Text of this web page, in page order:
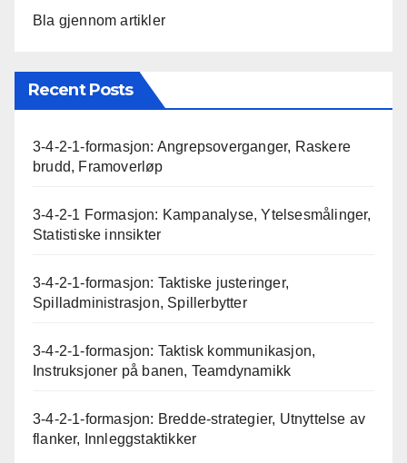
Bla gjennom artikler
Recent Posts
3-4-2-1-formasjon: Angrepsoverganger, Raskere
brudd, Framoverløp
3-4-2-1 Formasjon: Kampanalyse, Ytelsesmålinger,
Statistiske innsikter
3-4-2-1-formasjon: Taktiske justeringer,
Spilladministrasjon, Spillerbytter
3-4-2-1-formasjon: Taktisk kommunikasjon,
Instruksjoner på banen, Teamdynamikk
3-4-2-1-formasjon: Bredde-strategier, Utnyttelse av
flanker, Innleggstaktikker